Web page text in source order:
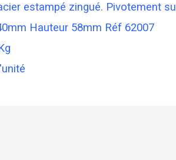
estampé zingué. Pivotement
Hauteur 58mm Réf 62007